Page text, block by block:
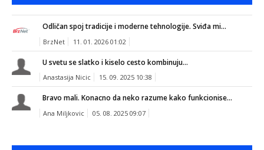
Odličan spoj tradicije i moderne tehnologije. Sviđa mi...
BrzNet 11. 01. 2026 01:02
U svetu se slatko i kiselo cesto kombinuju...
Anastasija Nicic 15. 09. 2025 10:38
Bravo mali. Konacno da neko razume kako funkcionise...
Ana Miljkovic 05. 08. 2025 09:07